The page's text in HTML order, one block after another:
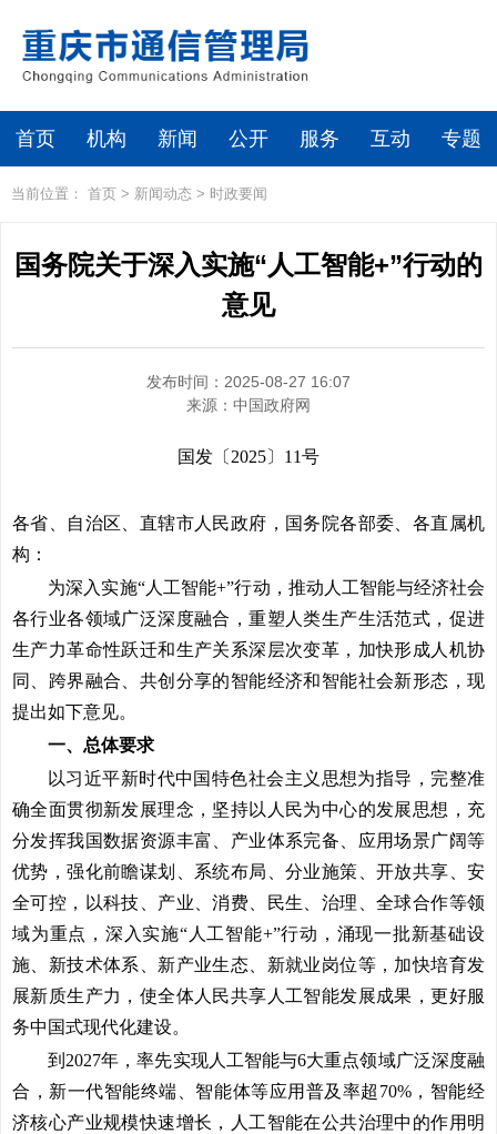
首页 机构 新闻 公开 服务 互动 专题
当前位置： 首页 > 新闻动态 > 时政要闻
国务院关于深入实施“人工智能+”行动的
意见
发布时间：2025-08-27 16:07
来源： 中国政府网
国发〔2025〕11号
各省、自治区、直辖市人民政府，国务院各部委、各直属机
构：
为深入实施“人工智能+”行动，推动人工智能与经济社会
各行业各领域广泛深度融合，重塑人类生产生活范式，促进
生产力革命性跃迁和生产关系深层次变革，加快形成人机协
同、跨界融合、共创分享的智能经济和智能社会新形态，现
提出如下意见。
一、总体要求
以习近平新时代中国特色社会主义思想为指导，完整准
确全面贯彻新发展理念，坚持以人民为中心的发展思想，充
分发挥我国数据资源丰富、产业体系完备、应用场景广阔等
优势，强化前瞻谋划、系统布局、分业施策、开放共享、安
全可控，以科技、产业、消费、民生、治理、全球合作等领
域为重点，深入实施“人工智能+”行动，涌现一批新基础设
施、新技术体系、新产业生态、新就业岗位等，加快培育发
展新质生产力，使全体人民共享人工智能发展成果，更好服
务中国式现代化建设。
到2027年，率先实现人工智能与6大重点领域广泛深度融
合，新一代智能终端、智能体等应用普及率超70%，智能经
济核心产业规模快速增长，人工智能在公共治理中的作用明